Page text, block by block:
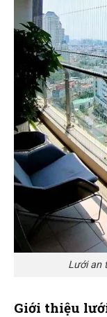
Lưới an
Giới thiệu